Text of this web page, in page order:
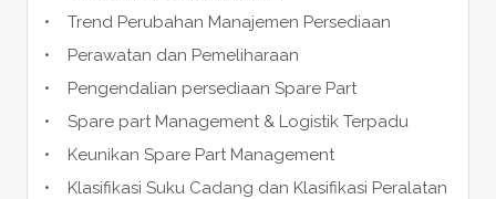
• Trend Perubahan Manajemen Persediaan
• Perawatan dan Pemeliharaan
• Pengendalian persediaan Spare Part
• Spare part Management & Logistik Terpadu
• Keunikan Spare Part Management
• Klasifikasi Suku Cadang dan Klasifikasi Peralatan